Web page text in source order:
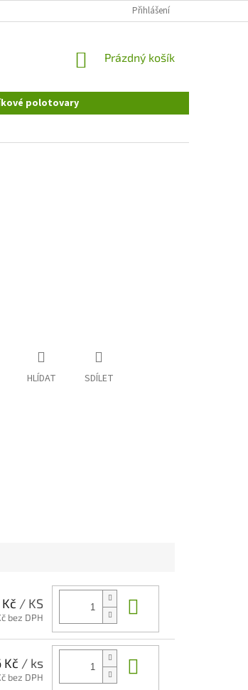
REKLAMAČNÍ ŘÁD
Přihlášení
NÁKUPNÍ
Prázdný košík
polotovary
HLÍDAT SDÍLET
/ KS
bez DPH
Kč / ks
bez DPH